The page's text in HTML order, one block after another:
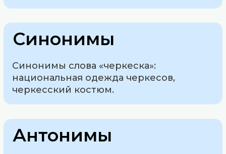
Синонимы
Синонимы слова «черкеска»:
национальная одежда черкесов,
черкесский костюм.
Антонимы